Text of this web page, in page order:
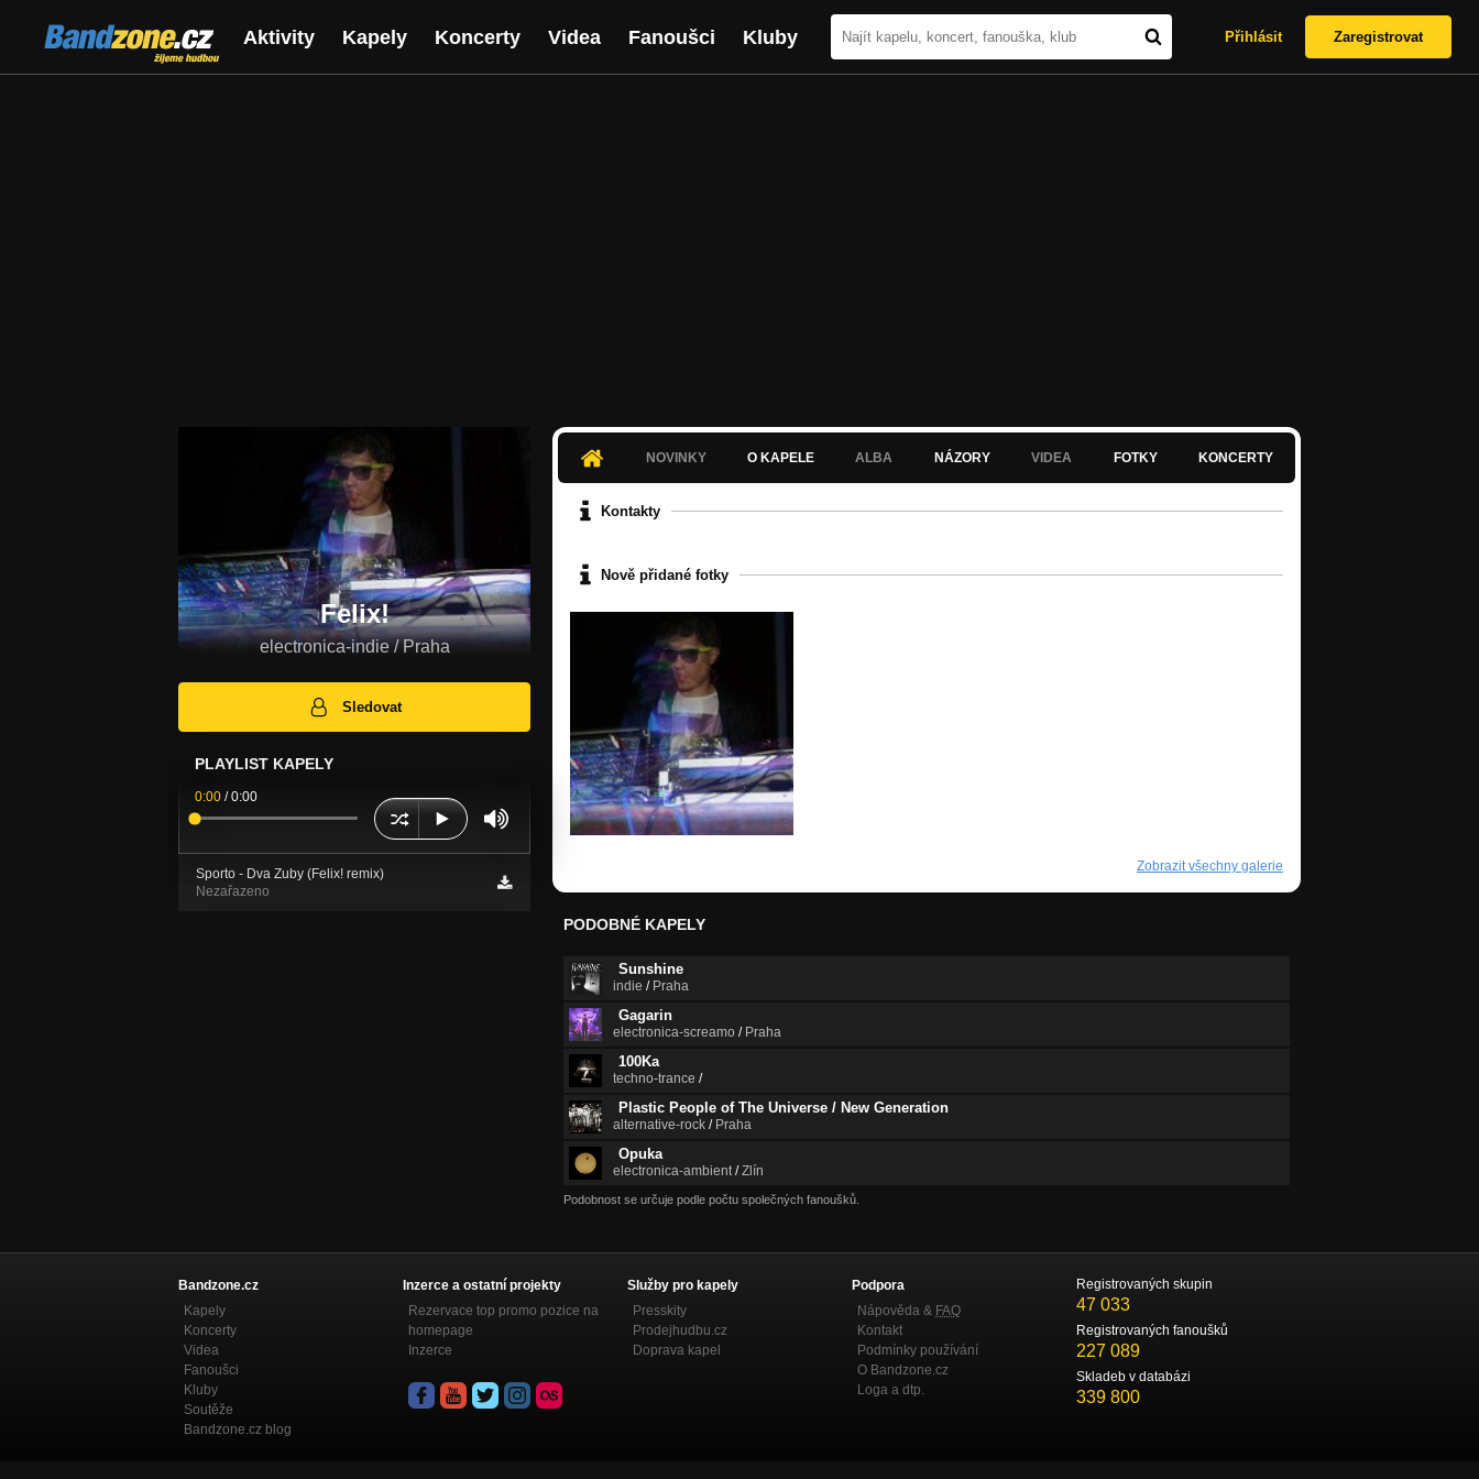
Bandzone.cz
žijeme hudbou
Aktivity Kapely Koncerty Videa Fanoušci Kluby Přihlásit Zaregistrovat
Felix!
electronica-indie / Praha
Sledovat
PLAYLIST KAPELY
0:00 /0:00
Sporto - Dva Zuby (Felix! remix)
Nezařazeno
NOVINKY O KAPELE ALBA NÁZORY VIDEA FOTKY KONCERTY
Kontakty
Nově přidané fotky
Zobrazit všechny galerie
PODOBNÉ KAPELY
Sunshine
indie / Praha
Gagarin
electronica-screamo / Praha
100Ka
techno-trance /
Plastic People of The Universe / New Generation
alternative-rock / Praha
Opuka
electronica-ambient/Zlín
Podobnost se určuje podle počtu společných fanoušků.
Bandzone.cz
Kapely
Koncerty
Videa
Fanoušci
Kluby
Soutěže
Bandzone.cz blog
Inzerce a ostatní projekty
Rezervace top promo pozice na
homepage
Inzerce
Služby pro kapely
Presskity
Prodejhudbu.cz
Doprava kapel
Podpora
Nápověda & FAQ
Kontakt
Podmínky používání
O Bandzone.cz
Loga a dtp.
Registrovaných skupin
47 033
Registrovaných fanoušků
227 089
Skladeb v databázi
339 800